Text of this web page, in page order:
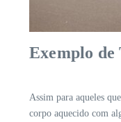
Exemplo
Assim para aqueles
corpo aquecido com